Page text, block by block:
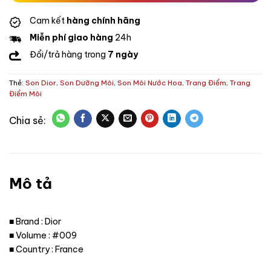
Cam kết hàng chính hãng
Miễn phí giao hàng 24h
Đổi/trả hàng trong 7 ngày
Thẻ: Son Dior, Son Dưỡng Môi, Son Môi Nước Hoa, Trang Điểm, Trang
Điểm Môi
Mô tả
■ Brand : Dior
■ Volume : #009
■ Country : France